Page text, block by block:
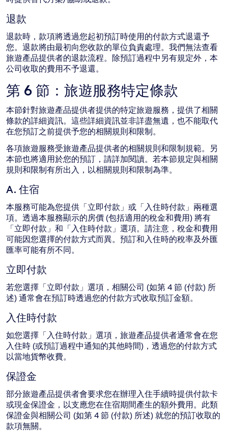
退款
退款時，款項將透過您起初預訂時使用的付款方式退還予
您。退款將由最初向您收款的單位負責處理。我們無法查看
旅遊產品提供者的退款流程。除預訂過程中另有規定外，本
公司收取的費用不予退還。
第 6 節：旅遊服務特定條款
本節針對旅遊產品提供者提供的特定旅遊服務，提供了相關
條款的詳細資訊。這些詳細資訊並非詳盡無遺，也不能取代
在您預訂之前提供予您的相關規則和限制。
各項旅遊服務受旅遊產品提供者的相關規則和限制規範。另
本節也將適用於您的預訂，請詳加閱讀。若本節規定與相關
規則和限制有所出入，以相關規則和限制為準。
A. 住宿
本服務可能為您提供「立即付款」或「入住時付款」兩種選
項。透過本服務顯示的房價 (包括適用的稅金和費用) 將有
「立即付款」和「入住時付款」選項。請注意，稅金和費用
可能因您選擇的付款方式而異。預訂和入住時的稅率及外匯
匯率可能有所不同。
立即付款
若您選擇「立即付款」選項，相關公司 (如第 4 節 (付款) 所
述) 通常會在預訂時透過您的付款方式收取預訂金額。
入住時付款
如您選擇「入住時付款」選項，旅遊產品提供者通常會在您
入住時 (或預訂過程中通知的其他時間)，透過您的付款方式
以當地貨幣收費。
保證金
部分旅遊產品提供者會要求您在辦理入住手續時提供付款卡
或現金保證金，以支應您在住宿期間產生的額外費用。此類
保證金與相關公司 (如第 4 節 (付款) 所述) 就您的預訂收取的
款項無關。